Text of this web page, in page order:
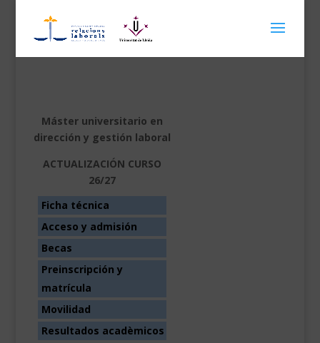
Máster universitario en
dirección y gestión laboral
ACTUALIZACIÓN CURSO
26/27
Ficha técnica
Acceso y admisión
Becas
Preinscripción y
matrícula
Movilidad
Resultados acadèmicos